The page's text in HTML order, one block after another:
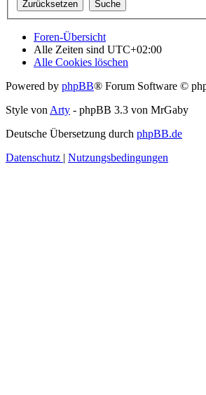
Foren-Übersicht
Alle Zeiten sind UTC+02:00
Alle Cookies löschen
Powered by phpBB® Forum Software ©
Style von Arty - phpBB 3.3 von MrGaby
Deutsche Übersetzung durch phpBB.de
Datenschutz | Nutzungsbedingungen